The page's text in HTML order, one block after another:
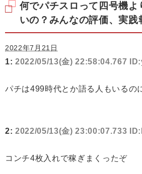
何でパチスロって四号機よ
いの？みんなの評価、実践
2022年7月21日
1: 2022/05/13(金) 22:58:04.767
パチは499時代とか語る人もいるの
2: 2022/05/13(金) 23:00:07.733
コンチ4枚入れで稼ぎまくったぞ